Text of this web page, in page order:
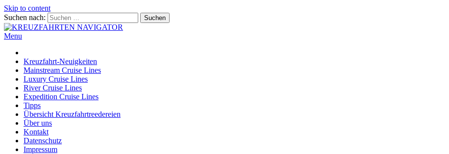
Skip to content
Suchen nach:
Menu
Kreuzfahrt-Neuigkeiten
Mainstream Cruise Lines
Luxury Cruise Lines
River Cruise Lines
Expedition Cruise Lines
Tipps
Übersicht Kreuzfahrtreedereien
Über uns
Kontakt
Datenschutz
Impressum